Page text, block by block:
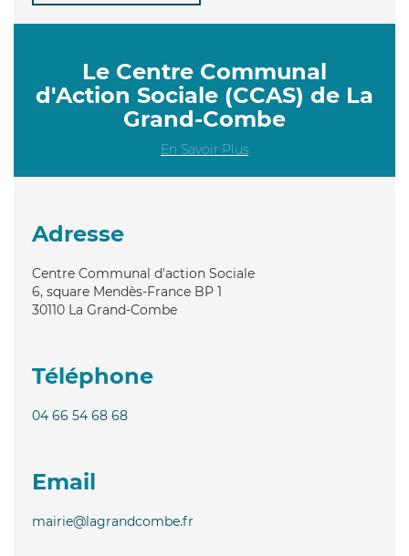
Le Centre Communal
d'Action Sociale (CCAS) de La
Grand-Combe
En Savoir Plus
Adresse
Centre Communal d'action Sociale
6, square Mendès-France BP 1
30110 La Grand-Combe
Téléphone
04 66 54 68 68
Email
mairie@lagrandcombe.fr